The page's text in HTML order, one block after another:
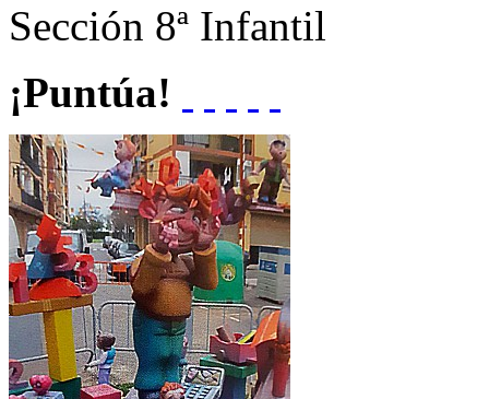
Sección 8ª Infantil
¡Puntúa!